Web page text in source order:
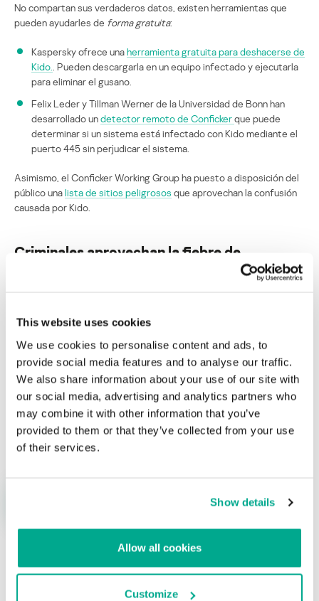
This website uses cookies
We use cookies to personalise content and ads, to
provide social media features and to analyse our traffic.
We also share information about your use of our site with
our social media, advertising and analytics partners who
may combine it with other information that you’ve
provided to them or that they’ve collected from your use
of their services.
Show details
Allow all cookies
Customize
No compartan sus verdaderos datos, existen herramientas que
pueden ayudarles de forma gratuita:
Kaspersky ofrece unaherramienta gratuita para deshacerse de
Kido. . Pueden descargarla en un equipo infectado y ejecutarla
para eliminar el gusano.
Felix Leder y Tillman Werner de la Universidad de Bonn han
desarrollado undetector remoto de Confickerque puede
determinar si un sistema está infectado con Kido mediante el
puerto 445 sin perjudicar el sistema.
Asimismo, el Conficker Working Group ha puesto a disposición del
público unalista de sitios peligrosos que aprovechan la confusión
causada por Kido.
Criminales aprovechan la fiebre de
campos obligatorios están marcados con
Nombre Correo electrónico
ÚLTIMAS PUBLICACIONES